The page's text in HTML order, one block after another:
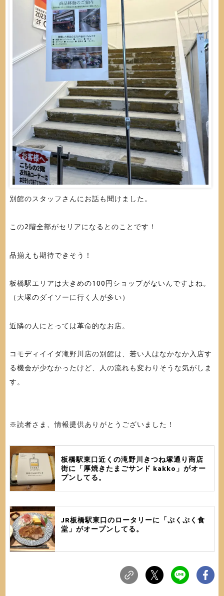
別館のスタッフさんにお話も聞けました。
この2階全部がセリアになるとのことです！
品揃えも期待できそう！
板橋駅エリアは大きめの100円ショップがないんですよね。
（大塚のダイソーに行く人が多い）
近隣の人にとっては革命的なお店。
コモディイイダ滝野川店の別館は、若い人はなかなか入店す
る機会が少なかったけど、人の流れも変わりそうな気がしま
す。
※読者さま、情報提供ありがとうございました！
板橋駅東口近くの滝野川きつね塚通り商店
街に「厚焼きたまごサンド kakko」がオー
プンしてる。
JR板橋駅東口のロータリーに「ぷくぷく食
堂」がオープンしてる。